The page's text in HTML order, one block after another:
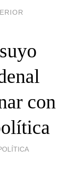
con